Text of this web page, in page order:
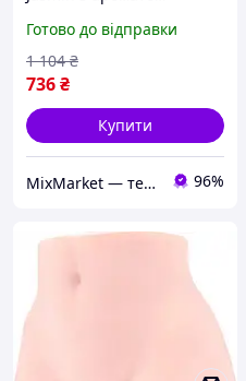
товари для дорослих
Готово до відправки
736₴
1 104 ₴
Купити
MixMarket — територія низьких цін!💝🎁 96%